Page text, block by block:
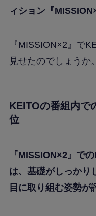
ィション『
『MISSION×2』で
見せたのでしょうか。
KEITOの番組内で
位
『MISSION×2』で
は、基礎がしっかり
目に取り組む姿勢が